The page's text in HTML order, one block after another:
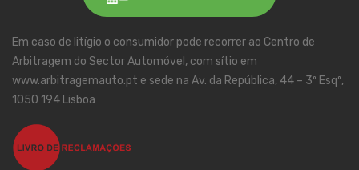
Em caso de litígio o consumidor pode recorrer ao Centro de
Arbitragem do Sector Automóvel, com sítio em
www.arbitragemauto.pt e sede na Av. da República, 44 – 3º Esqº,
1050 194 Lisboa